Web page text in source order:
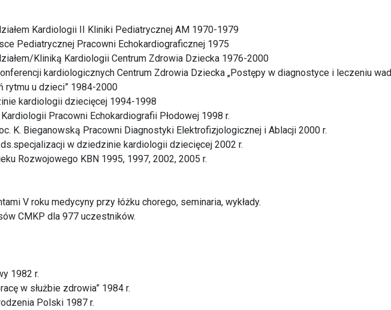
Kardiologii II Kliniki Pediatrycznej AM 1970-1979
Pediatrycznej Pracowni Echokardiograficznej 1975
Kliniką Kardiologii Centrum Zdrowia Dziecka 1976-2000
kardiologicznych Centrum Zdrowia Dziecka „Postępy w diagnostyce i leczeniu wad
rytmu u dzieci” 1984-2000
kardiologii dziecięcej 1994-1998
Pracowni Echokardiografii Płodowej 1998 r.
K. Bieganowską Pracowni Diagnostyki Elektrofizjologicznej i Ablacji 2000 r.
w dziedzinie kardiologii dziecięcej 2002 r.
Rozwojowego KBN 1995, 1997, 2002, 2005 r.
V roku medycyny przy łóżku chorego, seminaria, wykłady.
CMKP dla 977 uczestników.
1982 r.
w służbie zdrowia” 1984 r.
Polski 1987 r.